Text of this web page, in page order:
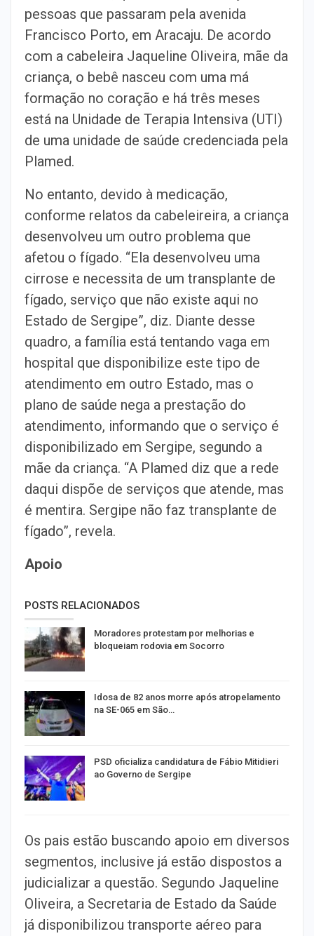
pessoas que passaram pela avenida
Francisco Porto, em Aracaju. De acordo
com a cabeleira Jaqueline Oliveira, mãe da
criança, o bebê nasceu com uma má
formação no coração e há três meses
está na Unidade de Terapia Intensiva (UTI)
de uma unidade de saúde credenciada pela
Plamed.
No entanto, devido à medicação,
conforme relatos da cabeleireira, a criança
desenvolveu um outro problema que
afetou o fígado. “Ela desenvolveu uma
cirrose e necessita de um transplante de
fígado, serviço que não existe aqui no
Estado de Sergipe”, diz. Diante desse
quadro, a família está tentando vaga em
hospital que disponibilize este tipo de
atendimento em outro Estado, mas o
plano de saúde nega a prestação do
atendimento, informando que o serviço é
disponibilizado em Sergipe, segundo a
mãe da criança. “A Plamed diz que a rede
daqui dispõe de serviços que atende, mas
é mentira. Sergipe não faz transplante de
fígado”, revela.
Apoio
POSTS RELACIONADOS
Moradores protestam por melhorias e
bloqueiam rodovia em Socorro
Idosa de 82 anos morre após atropelamento
na SE-065 em São…
PSD oficializa candidatura de Fábio Mitidieri
ao Governo de Sergipe
Os pais estão buscando apoio em diversos
segmentos, inclusive já estão dispostos a
judicializar a questão. Segundo Jaqueline
Oliveira, a Secretaria de Estado da Saúde
já disponibilizou transporte aéreo para